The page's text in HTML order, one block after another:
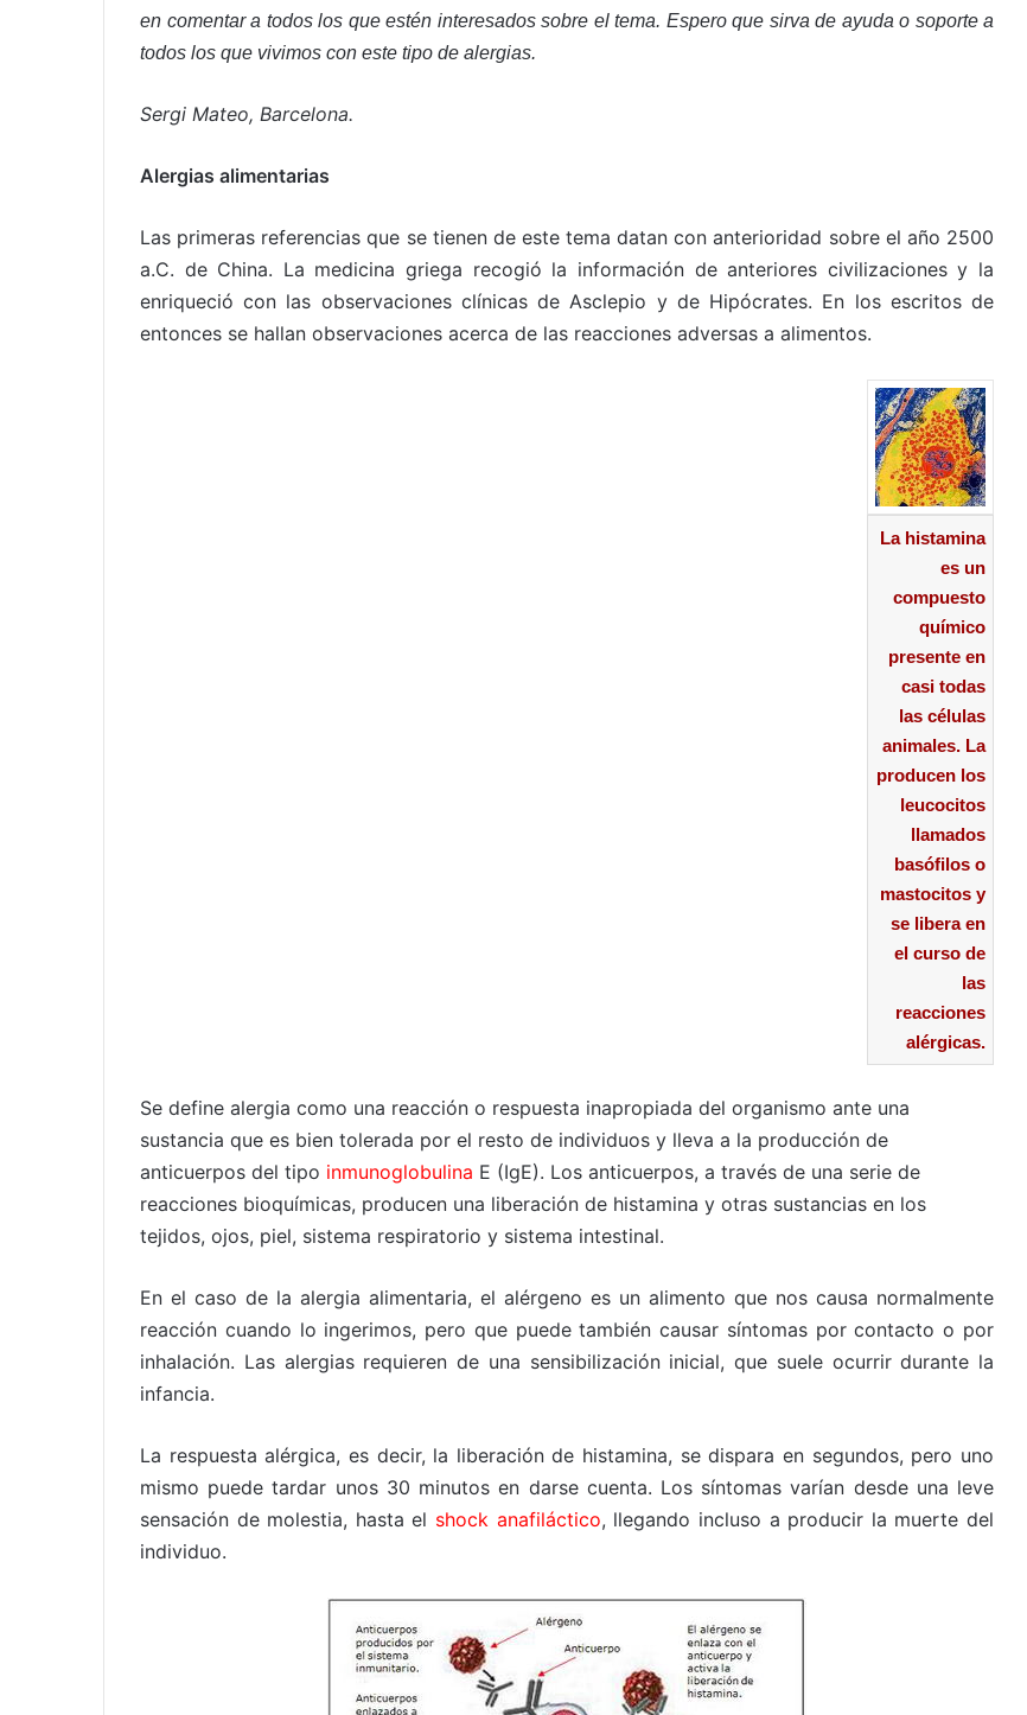
en comentar a todos los que estén interesados sobre el tema. Espero que sirva de ayuda o soporte a
todos los que vivimos con este tipo de alergias.
Sergi Mateo, Barcelona.
Alergias alimentarias
Las primeras referencias que se tienen de este tema datan con anterioridad sobre el año 2500
a.C. de China. La medicina griega recogió la información de anteriores civilizaciones y la
enriqueció con las observaciones clínicas de Asclepio y de Hipócrates. En los escritos de
entonces se hallan observaciones acerca de las reacciones adversas a alimentos.
La histamina
es un
compuesto
químico
presente en
casi todas
las células
animales. La
producen los
leucocitos
llamados
basófilos o
mastocitos y
se libera en
el curso de
las
reacciones
alérgicas.
Se define alergia como una reacción o respuesta inapropiada del organismo ante una
sustancia que es bien tolerada por el resto de individuos y lleva a la producción de
anticuerpos del tipo inmunoglobulina E (IgE). Los anticuerpos, a través de una serie de
reacciones bioquímicas, producen una liberación de histamina y otras sustancias en los
tejidos, ojos, piel, sistema respiratorio y sistema intestinal.
En el caso de la alergia alimentaria, el alérgeno es un alimento que nos causa normalmente
reacción cuando lo ingerimos, pero que puede también causar síntomas por contacto o por
inhalación. Las alergias requieren de una sensibilización inicial, que suele ocurrir durante la
infancia.
La respuesta alérgica, es decir, la liberación de histamina, se dispara en segundos, pero uno
mismo puede tardar unos 30 minutos en darse cuenta. Los síntomas varían desde una leve
sensación de molestia, hasta el shock anafiláctico, llegando incluso a producir la muerte del
individuo.